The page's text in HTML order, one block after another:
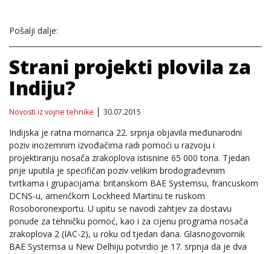
Pošalji dalje:
Strani projekti plovila za
Indiju?
Novosti iz vojne tehnike 30.07.2015
Indijska je ratna mornarica 22. srpnja objavila međunarodni
poziv inozemnim izvođačima radi pomoći u razvoju i
projektiranju nosača zrakoplova istisnine 65 000 tona. Tjedan
prije uputila je specifičan poziv velikim brodograđevnim
tvrtkama i grupacijama: britanskom BAE Systemsu, francuskom
DCNS-u, američkom Lockheed Martinu te ruskom
Rosoboronexportu. U upitu se navodi zahtjev za dostavu
ponude za tehničku pomoć, kao i za cijenu programa nosača
zrakoplova 2 (IAC-2), u roku od tjedan dana. Glasnogovornik
BAE Systemsa u New Delhiju potvrdio je 17. srpnja da je dva